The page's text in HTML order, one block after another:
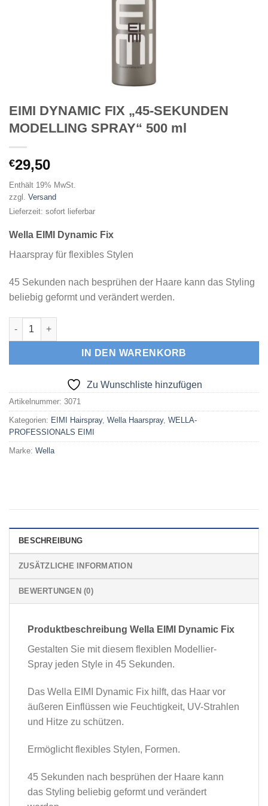
EIMI DYNAMIC FIX „45-SEKUNDEN
MODELLING SPRAY“ 500 ml
€29,50
Enthält 19% MwSt.
zzgl. Versand
Lieferzeit: sofort lieferbar
Wella EIMI Dynamic Fix
Haarspray für flexibles Stylen
45 Sekunden nach besprühen der Haare kann das Styling
beliebig geformt und verändert werden.
EIMI DYNAMIC FIX "45-SEKUNDEN MODELLING SPRAY" 500 ml
IN DEN WARENKORB
Zu Wunschliste hinzufügen
Artikelnummer: 3071
Kategorien: EIMI Hairspray, Wella Haarspray, WELLA-
PROFESSIONALS EIMI
Marke: Wella
BESCHREIBUNG
ZUSÄTZLICHE INFORMATION
BEWERTUNGEN (0)
Produktbeschreibung Wella EIMI Dynamic Fix
Gestalten Sie mit diesem flexiblen Modellier-
Spray jeden Style in 45 Sekunden.
Das Wella EIMI Dynamic Fix hilft, das Haar vor
äußeren Einflüssen wie Feuchtigkeit, UV-Strahlen
und Hitze zu schützen.
Ermöglicht flexibles Stylen, Formen.
45 Sekunden nach besprühen der Haare kann
das Styling beliebig geformt und verändert